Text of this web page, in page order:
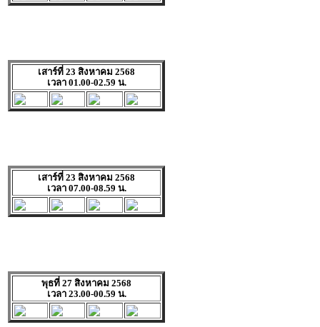
เสาร์ที่ 23 สิงหาคม 2568
เวลา 01.00-02.59 น.
เสาร์ที่ 23 สิงหาคม 2568
เวลา 07.00-08.59 น.
พุธที่ 27 สิงหาคม 2568
เวลา 23.00-00.59 น.